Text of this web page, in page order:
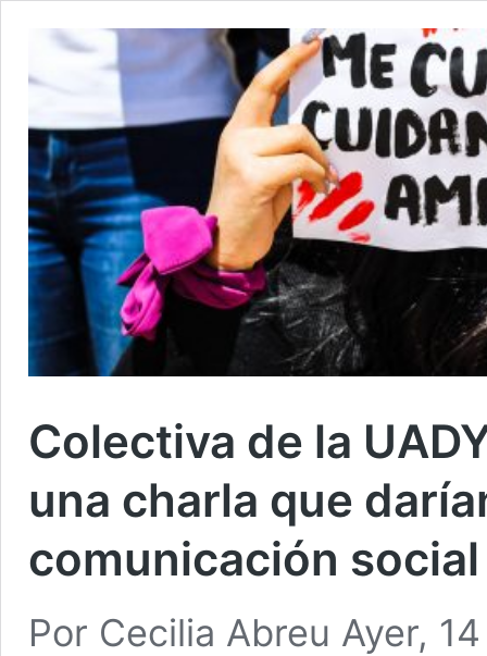
Colectiva de la
una charla que
comunicación social
Por Cecilia Abreu Ayer,